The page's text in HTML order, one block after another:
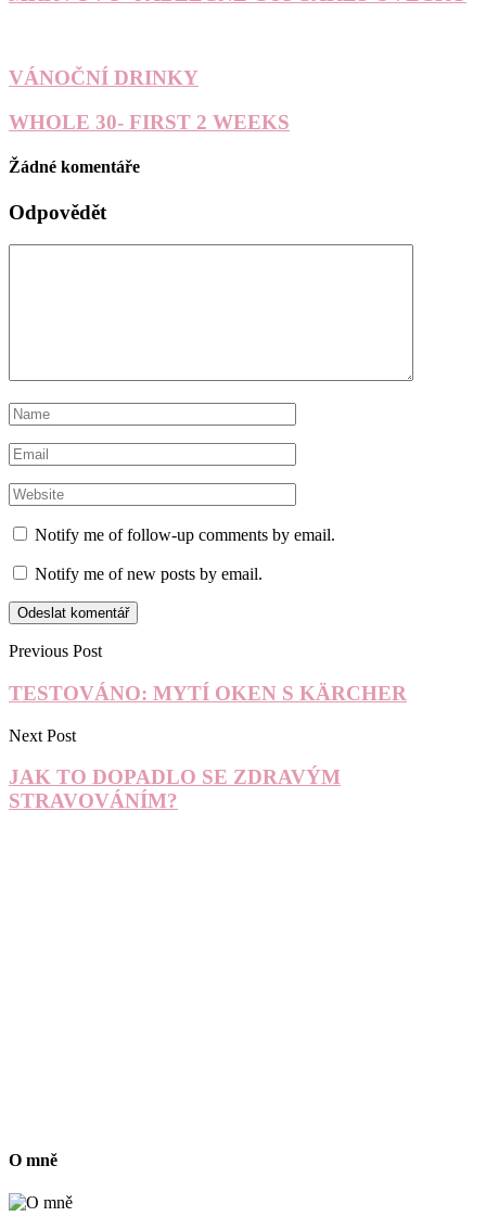
VÁNOČNÍ DRINKY
WHOLE 30- FIRST 2 WEEKS
Žádné komentáře
Odpovědět
Notify me of follow-up comments by email.
Notify me of new posts by email.
Previous Post
TESTOVÁNO: MYTÍ OKEN S KÄRCHER
Next Post
JAK TO DOPADLO SE ZDRAVÝM
STRAVOVÁNÍM?
O mně